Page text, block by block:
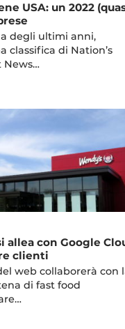
USA: un 2022
degli ultimi anni,
classifica di Nation’s
News…
allea con Google
clienti
web collaborerà con
di fast food